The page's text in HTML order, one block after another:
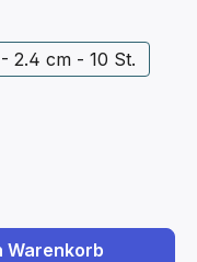
2.4 cm - 10 St.
gewünschten
Warenkorb